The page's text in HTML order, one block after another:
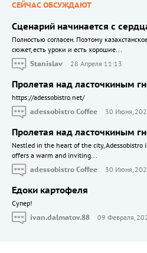
СЕЙЧАС ОБСУЖДАЮТ
Сценарий начинается с
Полностью согласен. Поэтому
сюжет, есть уроки и есть хорошие...
Stanislav
28 Апреля 11:13
Пролетая над ласточкиным
https://adessobistro.net/
adessobistro Coffee
30 Июня,
Пролетая над ласточкиным
Nestled in the heart of the city, Adessobistro
offers a warm and inviting...
adessobistro Coffee
30 Июня,
Едоки картофеля
Cупер!
ivan.dalmatov.88
09 Февраля,